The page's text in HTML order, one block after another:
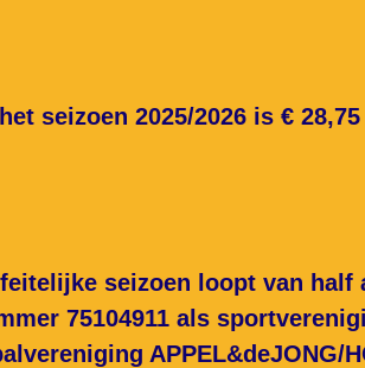
seizoen 2025/2026 is €
seizoen loopt van half
75104911 als
APPEL&deJONG/